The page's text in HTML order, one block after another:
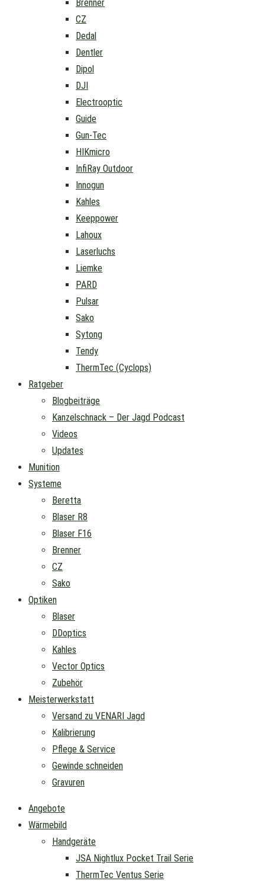
Brenner
CZ
Dedal
Dentler
Dipol
DJI
Electrooptic
Guide
Gun-Tec
HIKmicro
InfiRay Outdoor
Innogun
Kahles
Keeppower
Lahoux
Laserluchs
Liemke
PARD
Pulsar
Sako
Sytong
Tendy
ThermTec (Cyclops)
Ratgeber
Blogbeiträge
Kanzelschnack – Der Jagd Podcast
Videos
Updates
Munition
Systeme
Beretta
Blaser R8
Blaser F16
Brenner
CZ
Sako
Optiken
Blaser
DDoptics
Kahles
Vector Optics
Zubehör
Meisterwerkstatt
Versand zu VENARI Jagd
Kalibrierung
Pflege & Service
Gewinde schneiden
Gravuren
Angebote
Wärmebild
Handgeräte
JSA Nightlux Pocket Trail Serie
ThermTec Ventus Serie